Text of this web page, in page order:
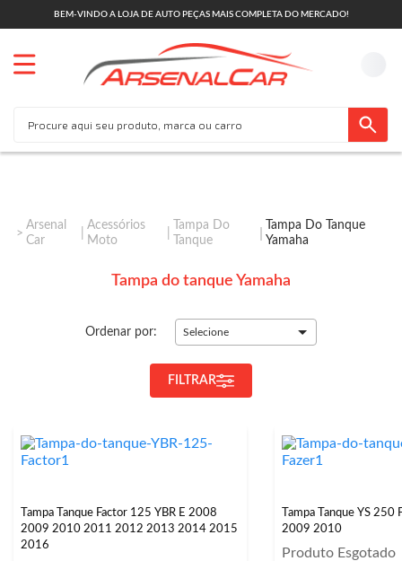
BEM-VINDO A LOJA DE AUTO PEÇAS MAIS COMPLETA DO MERCADO!
Arsenal
Car
Acessórios
Moto
Tampa Do
Tanque
Tampa Do Tanque
Yamaha
Tampa do tanque Yamaha
Ordenar por: Selecione
FILTRAR
Tampa Tanque Factor 125 YBR E 2008
2009 2010 2011 2012 2013 2014 2015
2016
Tampa Tanque YS 250
2009 2010
Produto Esgotado